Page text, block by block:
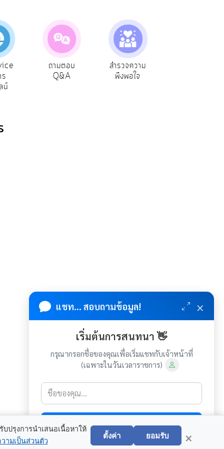
น์
ถามตอบ
Q&A
สำรวจความ
พึงพอใจ
แชท... สอบถามข้อมูล! ×
เริ่มต้นการสนทนา 👋
กรุณากรอกชื่อของคุณเพื่อเริ่มแชทกับเจ้าหน้าที่
(เฉพาะในวันเวลาราชการ)
เกี่ยวกับเรา ติดต่อเรา
ทธิ์ © 2026-2027 องค์การบริหารส่วนตำบลหนองบ่อ. ขอสงวนไว้
ซึ่งสิทธิทั้งหมดบนเว็บไซต์นี้. Power byเว็บอุบลดอทคอม
ปรุงการนำเสนอเนื้อหาให้
ามเป็นส่วนตัว
ตั้งค่า ยอมรับ ×